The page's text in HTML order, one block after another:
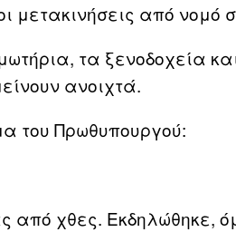
μετακινήσεις από νομό
τα ξενοδοχεία
ανοιχτά.
του Πρωθυπουργού:
από χθες. Εκδηλώθηκε,